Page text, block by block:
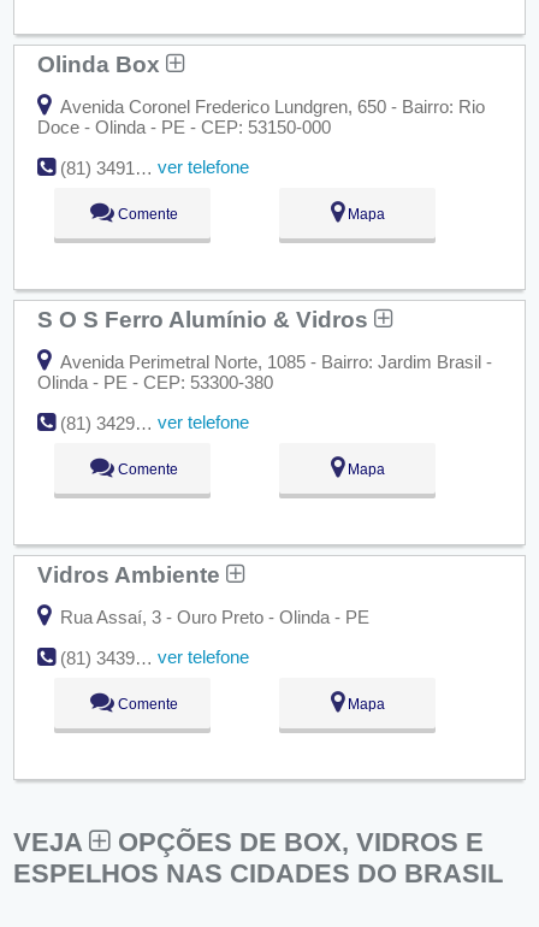
Olinda Box
Avenida Coronel Frederico Lundgren, 650 - Bairro: Rio
Doce - Olinda - PE - CEP: 53150-000
(81) 3491-7578
ver telefone
Comente Mapa
S O S Ferro Alumínio & Vidros
Avenida Perimetral Norte, 1085 - Bairro: Jardim Brasil -
Olinda - PE - CEP: 53300-380
(81) 3429-5171
ver telefone
Comente Mapa
Vidros Ambiente
Rua Assaí, 3 - Ouro Preto - Olinda - PE
(81) 3439-5914
ver telefone
Comente Mapa
VEJA
OPÇÕES DE BOX, VIDROS E
ESPELHOS NAS CIDADES DO BRASIL